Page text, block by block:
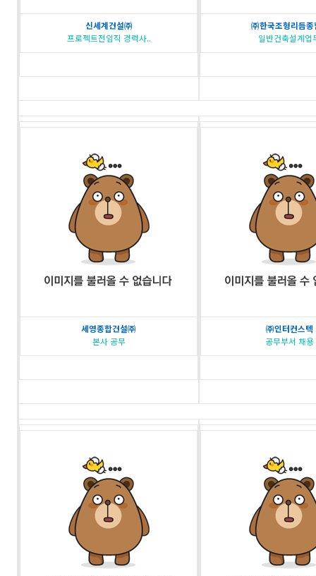
신세계건설㈜
프로젝트전임직 경력사..
㈜한국조형리듬
일반건축설계업
세영종합건설㈜
본사 공무
㈜인터컨스텍
공무부서 채용